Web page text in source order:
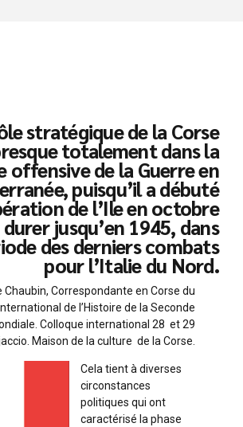
stratégique de la Corse
totalement dans la
offensive de la Guerre en
puisqu’il a débuté
de l’Ile en octobre
jusqu’en 1945, dans
des derniers combats
pour l’Italie du Nord.
Chaubin, Correspondante en Corse du
de l’Histoire de la Seconde
Colloque international 28 et 29
Maison de la culture de la Corse.
Cela tient à diverses
circonstances
politiques qui ont
caractérisé la phase